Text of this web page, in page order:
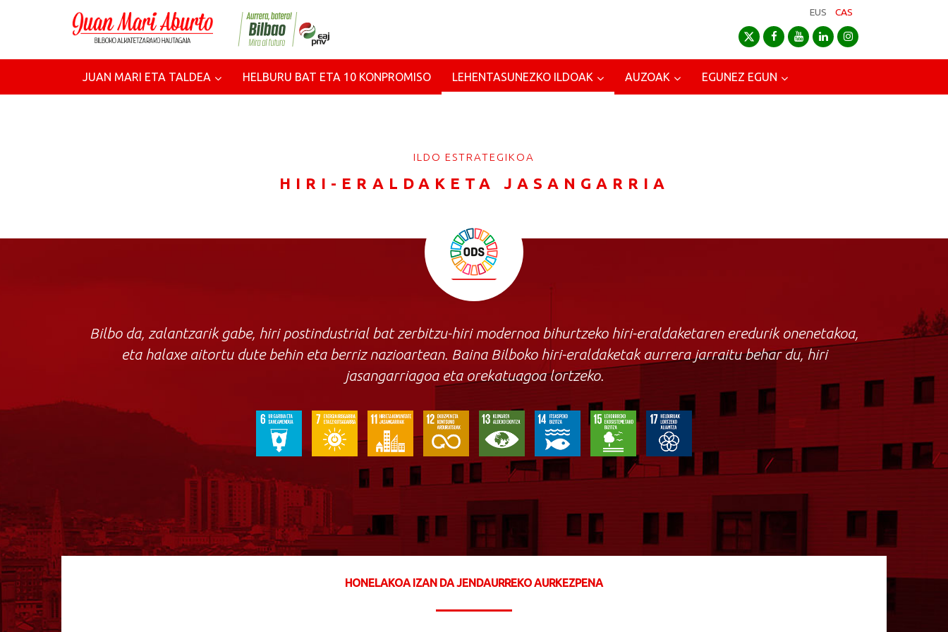
EUS CAS
JUAN MARI ETA TALDEA HELBURU BAT ETA 10 KONPROMISO LEHENTASUNEZKO ILDOAK AUZOAK EGUNEZ EGUN
ILDO ESTRATEGIKOA
HIRI-ERALDAKETA JASANGARRIA
Bilbo da, zalantzarik gabe, hiri postindustrial bat zerbitzu-hiri modernoa bihurtzeko hiri-eraldaketaren eredurik onenetakoa,
eta halaxe aitortu dute behin eta berriz nazioartean. Baina Bilboko hiri-eraldaketak aurrera jarraitu behar du, hiri
jasangarriagoa eta orekatuagoa lortzeko.
HONELAKOA IZAN DA JENDAURREKO AURKEZPENA